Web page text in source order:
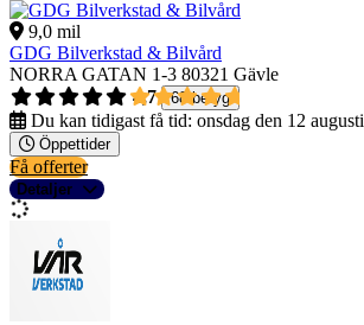
9,0 mil
GDG Bilverkstad & Bilvård
NORRA GATAN 1-3 80321 Gävle
4,7
68 betyg
Du kan tidigast få tid: onsdag den 12 augusti
Öppettider
Få offerter
Detaljer